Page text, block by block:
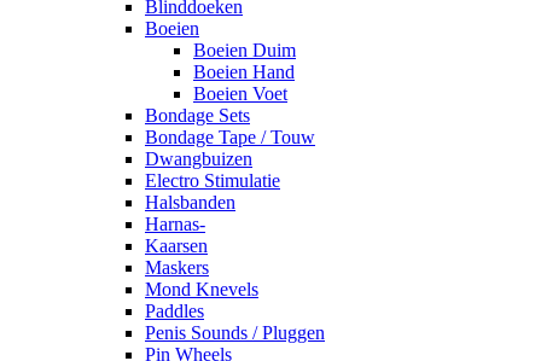
Blinddoeken
Boeien
Boeien Duim
Boeien Hand
Boeien Voet
Bondage Sets
Bondage Tape / Touw
Dwangbuizen
Electro Stimulatie
Halsbanden
Harnas-
Kaarsen
Maskers
Mond Knevels
Paddles
Penis Sounds / Pluggen
Pin Wheels